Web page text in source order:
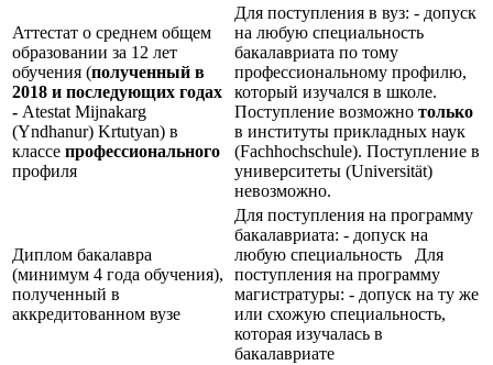
Аттестат о среднем общем
образовании за 12 лет
обучения (полученный в
2018 и последующих годах
- Atestat Mijnakarg
(Yndhanur) Krtutyan) в
классе профессионального
профиля
Для поступления в вуз: - допуск
на любую специальность
бакалавриата по тому
профессиональному профилю,
который изучался в школе.
Поступление возможно только
в институты прикладных наук
(Fachhochschule). Поступление в
университеты (Universität)
невозможно.
Диплом бакалавра
(минимум 4 года обучения),
полученный в
аккредитованном вузе
Для поступления на программу
бакалавриата: - допуск на
любую специальность Для
поступления на программу
магистратуры: - допуск на ту же
или схожую специальность,
которая изучалась в
бакалавриате